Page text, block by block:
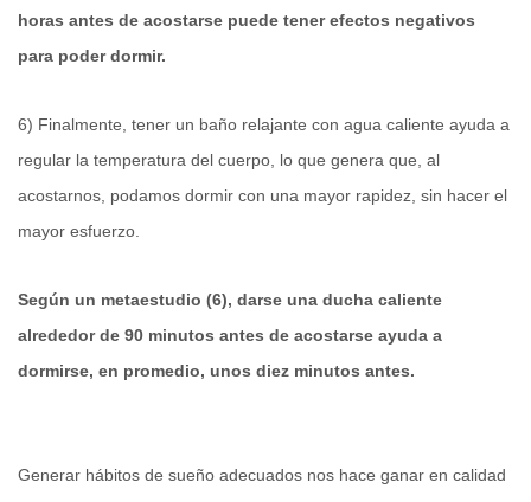
horas antes de acostarse puede tener efectos negativos
para poder dormir.
6) Finalmente, tener un baño relajante con agua caliente ayuda a
regular la temperatura del cuerpo, lo que genera que, al
acostarnos, podamos dormir con una mayor rapidez, sin hacer el
mayor esfuerzo.
Según un metaestudio (6), darse una ducha caliente
alrededor de 90 minutos antes de acostarse ayuda a
dormirse, en promedio, unos diez minutos antes.
Generar hábitos de sueño adecuados nos hace ganar en calidad